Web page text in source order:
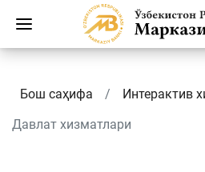
Бош саҳифа
Интерактив
Давлат хизматлари